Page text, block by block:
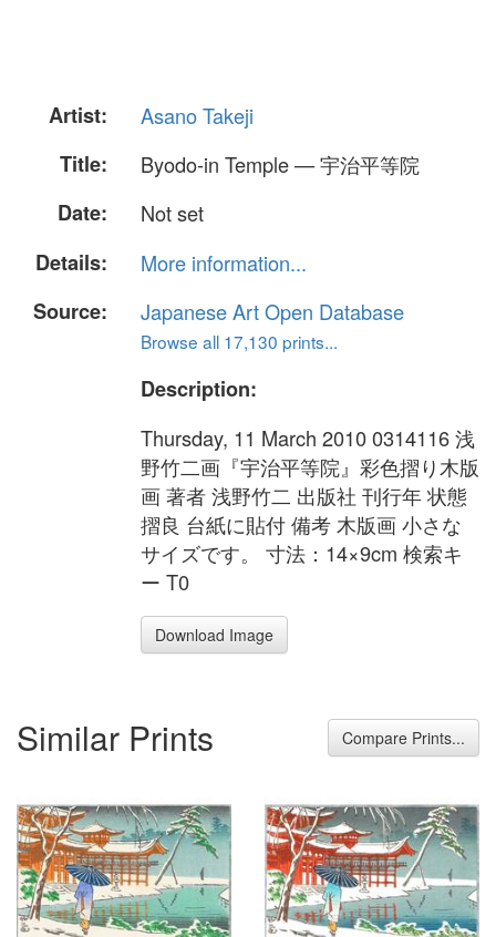
Artist:
Asano Takeji
Title:
Byodo-in Temple — 宇治平等院
Date:
Not set
Details:
More information...
Source:
Japanese Art Open Database
Browse all 17,130 prints...
Description:
Thursday, 11 March 2010 0314116 浅
野竹二画『宇治平等院』彩色摺り木版
画 著者 浅野竹二 出版社 刊行年 状態
摺良 台紙に貼付 備考 木版画 小さな
サイズです。 寸法：14×9cm 検索キ
ー T0
Download Image
Similar Prints Compare Prints...